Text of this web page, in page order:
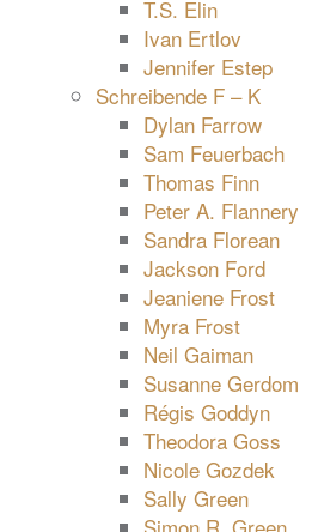
T.S. Elin
Ivan Ertlov
Jennifer Estep
Schreibende F – K
Dylan Farrow
Sam Feuerbach
Thomas Finn
Peter A. Flannery
Sandra Florean
Jackson Ford
Jeaniene Frost
Myra Frost
Neil Gaiman
Susanne Gerdom
Régis Goddyn
Theodora Goss
Nicole Gozdek
Sally Green